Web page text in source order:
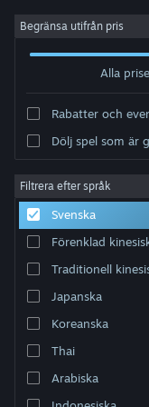
Logga in
Om
Support
Byt språk
Skaffa Steams mobilapp
Se skrivbordswebbplats
Begränsa utifrån pris
Alla
Rabatter och
Dölj spel som är
Filtrera efter språk
Svenska
Förenklad
Traditionell
Japanska
Koreanska
Thai
Arabiska
Utvecklare: Joseph Caero
Sortera efter Relevans
0 träffar matchade din
dina preferenser.